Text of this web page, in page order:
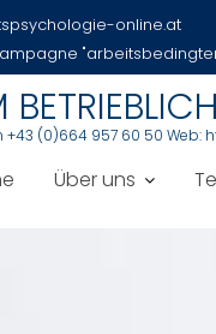
online.at
und
+43 (0)664 957 60 50
Über uns